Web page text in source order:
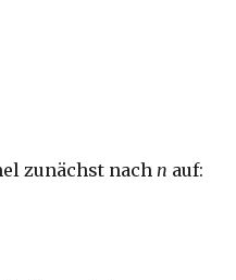
zunächst nach n auf: